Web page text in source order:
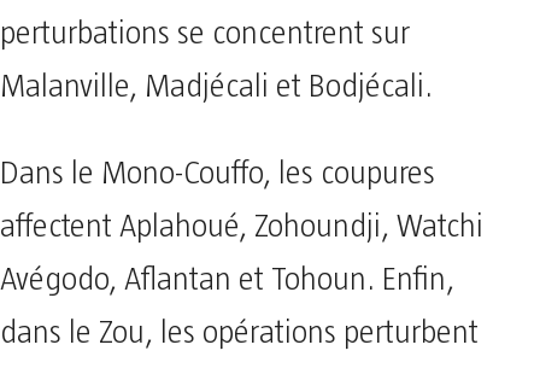
perturbations se concentrent sur
Malanville, Madjécali et Bodjécali.
Dans le Mono-Couffo, les coupures
affectent Aplahoué, Zohoundji, Watchi
Avégodo, Aflantan et Tohoun. Enfin,
dans le Zou, les opérations perturbent